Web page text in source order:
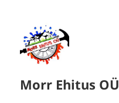
Morr Ehitus OÜ